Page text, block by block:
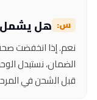
هل يشمل
الضمان، نستبدل
قبل الشحن في المرحلة 6 من الفحوصات